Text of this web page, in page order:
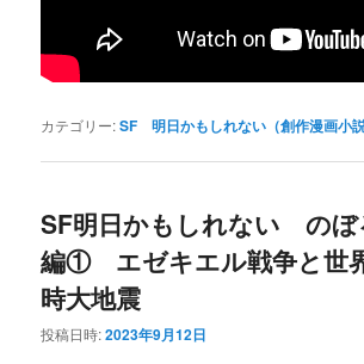
カテゴリー:SF 明日かもしれない（創作漫画小
SF明日かもしれない のぼ
編① エゼキエル戦争と世
時大地震
投稿日時:2023年9月12日